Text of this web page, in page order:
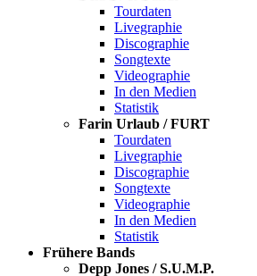
Tourdaten
Livegraphie
Discographie
Songtexte
Videographie
In den Medien
Statistik
Farin Urlaub / FURT
Tourdaten
Livegraphie
Discographie
Songtexte
Videographie
In den Medien
Statistik
Frühere Bands
Depp Jones / S.U.M.P.